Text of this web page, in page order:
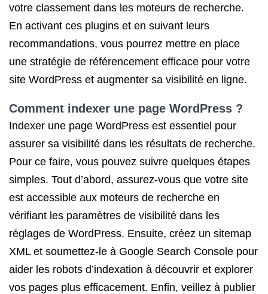
votre classement dans les moteurs de recherche.
En activant ces plugins et en suivant leurs
recommandations, vous pourrez mettre en place
une stratégie de référencement efficace pour votre
site WordPress et augmenter sa visibilité en ligne.
Comment indexer une page WordPress ?
Indexer une page WordPress est essentiel pour
assurer sa visibilité dans les résultats de recherche.
Pour ce faire, vous pouvez suivre quelques étapes
simples. Tout d’abord, assurez-vous que votre site
est accessible aux moteurs de recherche en
vérifiant les paramètres de visibilité dans les
réglages de WordPress. Ensuite, créez un sitemap
XML et soumettez-le à Google Search Console pour
aider les robots d’indexation à découvrir et explorer
vos pages plus efficacement. Enfin, veillez à publier